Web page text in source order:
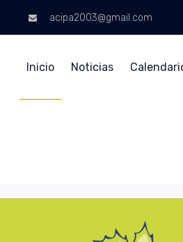
acipa2003@gmail.com
Inicio Noticias